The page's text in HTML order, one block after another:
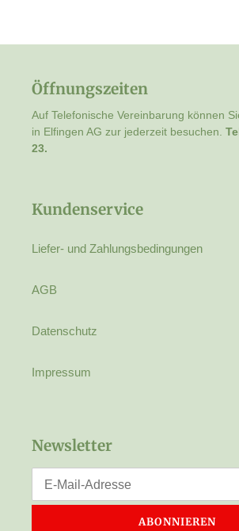
Öffnungszeiten
Auf Telefonische Vereinbarung können
in Elfingen AG zur jederzeit besuchen.
23.
Kundenservice
Liefer- und Zahlungsbedingungen
AGB
Datenschutz
Impressum
Newsletter
ABONNIEREN